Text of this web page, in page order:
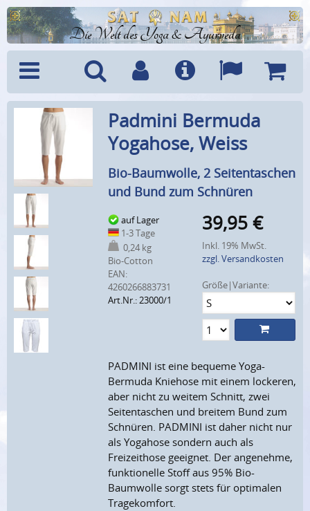
Die Welt des Yoga & Ayurveda
Menü SucheBenutzerkonto
Info Sprachen
Padmini Bermuda
Yogahose, Weiss
Bio-Baumwolle, 2 Seitentaschen
und Bund zum Schnüren
auf Lager
1-3 Tage
0,24 kg
Bio-Cotton
EAN:
4260266883731
Art.Nr.: 23000/1
39,95 €
Inkl. 19% MwSt.
zzgl. Versandkosten
Größe|Variante:
PADMINI ist eine bequeme Yoga-
Bermuda Kniehose mit einem lockeren,
aber nicht zu weitem Schnitt, zwei
Seitentaschen und breitem Bund zum
Schnüren. PADMINI ist daher nicht nur
als Yogahose sondern auch als
Freizeithose geeignet. Der angenehme,
funktionelle Stoff aus 95% Bio-
Baumwolle sorgt stets für optimalen
Tragekomfort.